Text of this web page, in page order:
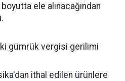
ele alınacağından
gümrük vergisi gerilimi
ithal edilen ürünlere